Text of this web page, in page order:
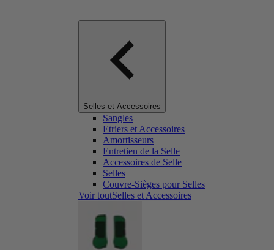
Selles et Accessoires
Sangles
Etriers et Accessoires
Amortisseurs
Entretien de la Selle
Accessoires de Selle
Selles
Couvre-Sièges pour Selles
Voir toutSelles et Accessoires